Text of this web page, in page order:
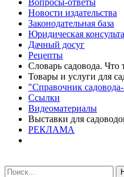
Вопросы-ответы
Новости издательства
Законодательная база
Юридическая
Дачный досуг
Рецепты
Словарь садовода. Что
Товары и услуги для
"Справочник
Ссылки
Видеоматериалы
Выставки для
РЕКЛАМА